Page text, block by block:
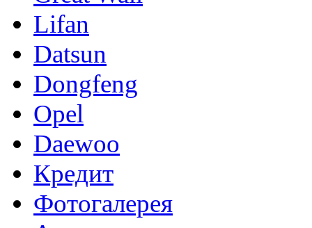
Lifan
Datsun
Dongfeng
Opel
Daewoo
Кредит
Фотогалерея